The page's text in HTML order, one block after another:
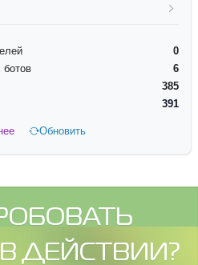
0
ботов
6
385
391
Обновить
В ДЕЙСТВИИ?